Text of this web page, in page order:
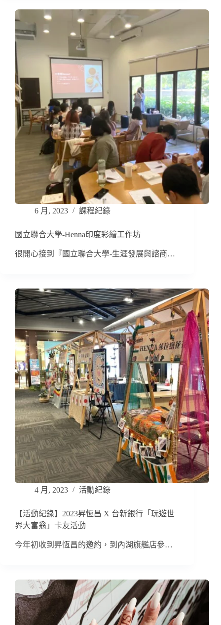
6 月, 2023 課程紀錄
國立聯合大學-Henna印度彩繪工作坊
很開心接到『國立聯合大學-生涯發展與諮商…
4 月, 2023 活動紀錄
【活動紀錄】2023昇恆昌 X 台新銀行「玩遊世
界大富翁」卡友活動
今年初收到昇恆昌的邀約，到內湖旗艦店參…